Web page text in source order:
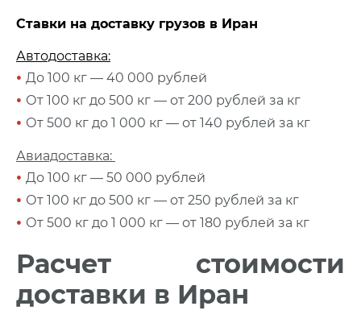
Ставки на доставку грузов в Иран
Автодоставка:
• До 100 кг — 40 000 рублей
• От 100 кг до 500 кг — от 200 рублей за кг
• От 500 кг до 1 000 кг — от 140 рублей за кг
Авиадоставка:
• До 100 кг — 50 000 рублей
• От 100 кг до 500 кг — от 250 рублей за кг
• От 500 кг до 1 000 кг — от 180 рублей за кг
Расчет стоимости
доставки в Иран